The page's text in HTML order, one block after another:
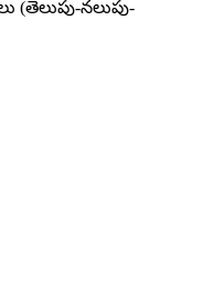
(తెలుపు-నలుపు-